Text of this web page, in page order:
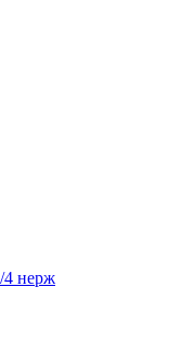
4 нерж